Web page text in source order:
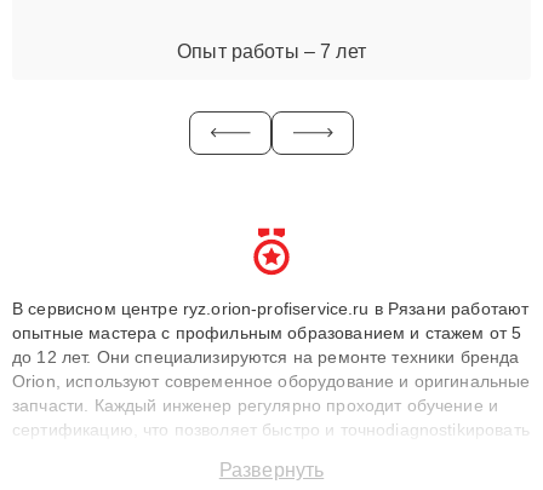
Опыт работы – 7 лет
В сервисном центре ryz.orion-profiservice.ru в Рязани работают
опытные мастера с профильным образованием и стажем от 5
до 12 лет. Они специализируются на ремонте техники бренда
Orion, используют современное оборудование и оригинальные
запчасти. Каждый инженер регулярно проходит обучение и
сертификацию, что позволяет быстро и точноdiagnostikировать
до 3 лет. Наши мастера решают сложные случаи: от замены
Развернуть